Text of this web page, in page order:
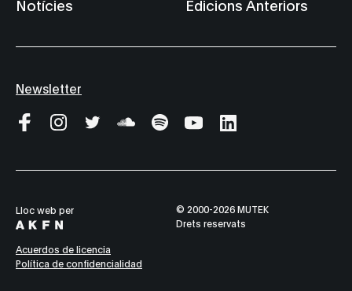
Notícies
Edicions Anteriors
Newsletter
Lloc web per
© 2000-2026 MUTEK
Drets reservats
Acuerdos de licencia
Política de confidencialidad